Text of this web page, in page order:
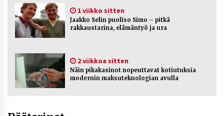
Näin pikakasinot nopeuttavat kotiutuksia
modernin maksuteknologian avulla
Nina Rung – rikollisuuden tutkija ja väkivallan
ehkäisyn näkyvä ääni
1 viikko sitten
Jaakko Selin puoliso Simo – pitkä
rakkaustarina, elämäntyö ja ura
2 viikkoa sitten
Näin pikakasinot nopeuttavat kotiutuksia
modernin maksuteknologian avulla